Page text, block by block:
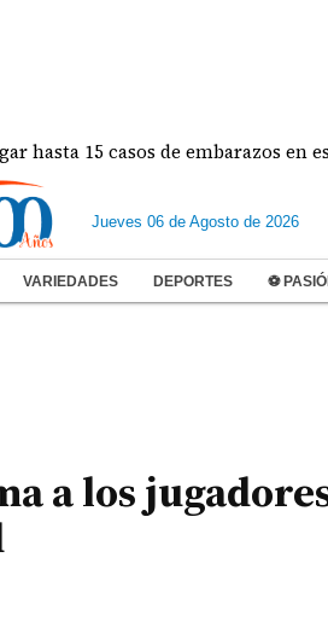
casos de embarazos en escolares
Jueves 06 de Agosto de 2026
VARIEDADES DEPORTES ⚽
a los